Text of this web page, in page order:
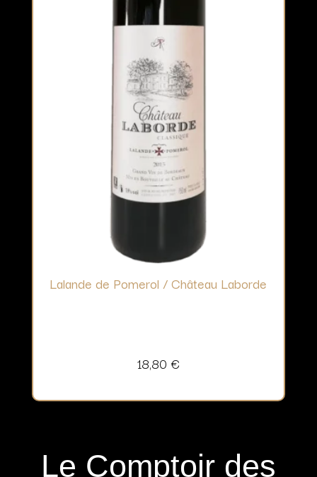
Lalande de Pomerol / Château Laborde
18,80 €
Le Comptoir des